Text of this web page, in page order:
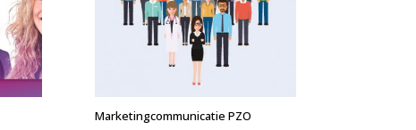
Marketingcommunicatie PZO